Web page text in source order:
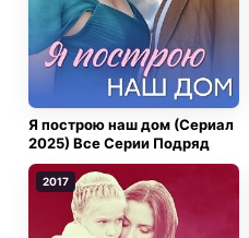
Я построю наш дом (Сериал
2025) Все Серии Подряд
2017